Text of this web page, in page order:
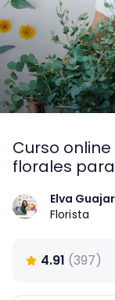
Curso
florales
Elva
Florista
4.91 (397)